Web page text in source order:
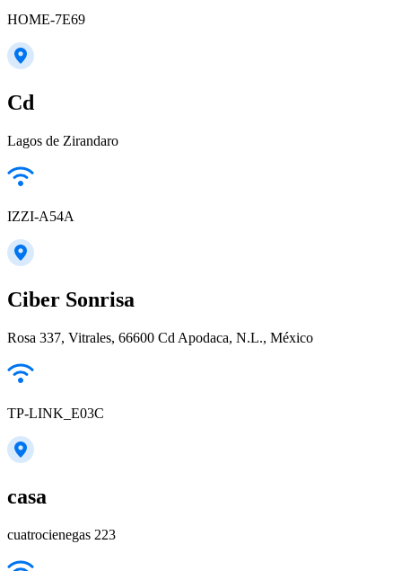
HOME-7E69
Cd
Lagos de Zirandaro
IZZI-A54A
Ciber Sonrisa
Rosa 337, Vitrales, 66600 Cd Apodaca, N.L., México
TP-LINK_E03C
casa
cuatrocienegas 223